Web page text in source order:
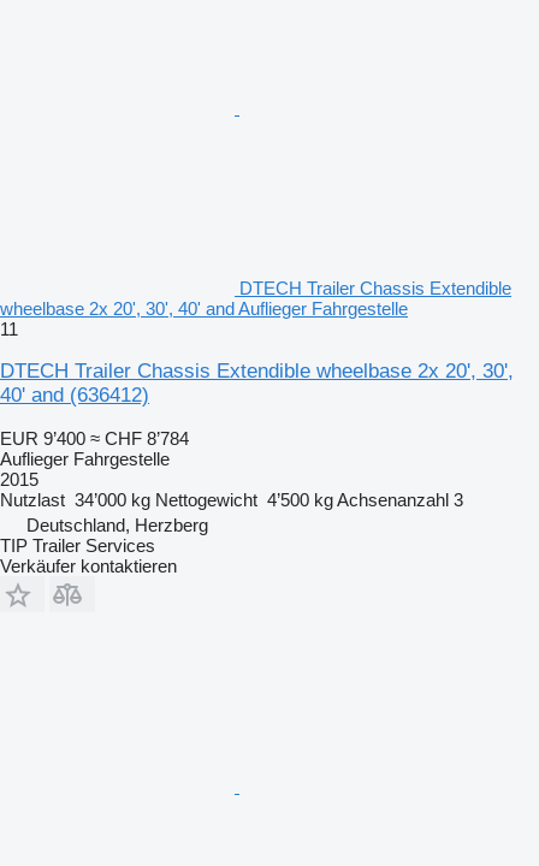
DTECH Trailer Chassis Extendible
wheelbase 2x 20', 30', 40' and Auflieger Fahrgestelle
11
DTECH Trailer Chassis Extendible wheelbase 2x 20', 30',
40' and (636412)
EUR 9’400 ≈ CHF 8’784
Auflieger Fahrgestelle
2015
Nutzlast 34’000 kg Nettogewicht 4’500 kgAchsenanzahl 3
Deutschland, Herzberg
TIP Trailer Services
Verkäufer kontaktieren